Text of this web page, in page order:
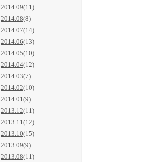
2014.09(11)
2014.08(8)
2014.07(14)
2014.06(13)
2014.05(10)
2014.04(12)
2014.03(7)
2014.02(10)
2014.01(9)
2013.12(11)
2013.11(12)
2013.10(15)
2013.09(9)
2013.08(11)